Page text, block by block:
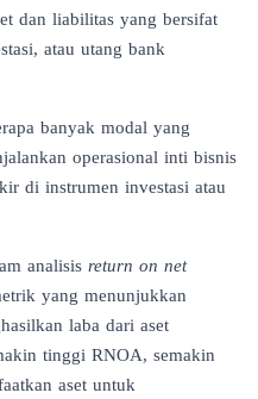
dan liabilitas yang bersifat
atau utang bank
banyak modal yang
operasional inti bisnis
di instrumen investasi atau
analisis return on net
yang menunjukkan
laba dari aset
tinggi RNOA, semakin
aset untuk